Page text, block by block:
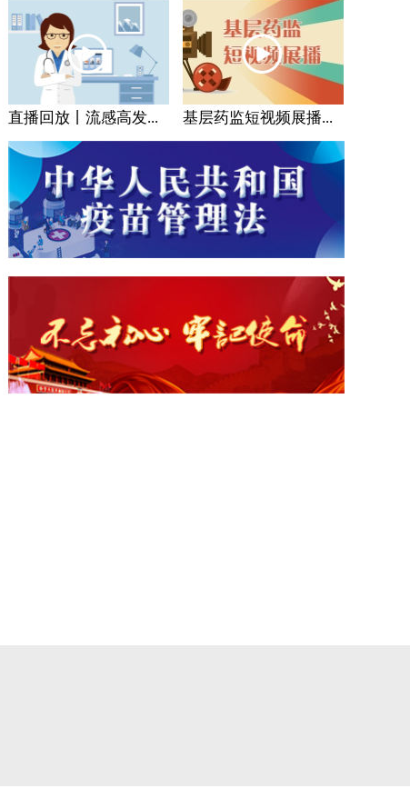
直播回放丨流感高发... 基层药监短视频展播...